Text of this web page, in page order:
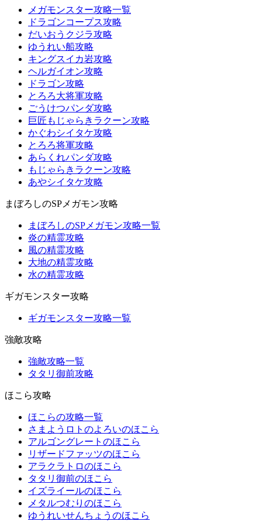
メガモンスター攻略一覧
ドラゴンコープス攻略
だいおうクジラ攻略
ゆうれい船攻略
キングスイカ岩攻略
ヘルガイオン攻略
ドラゴン攻略
とろろ大将軍攻略
ごうけつパンダ攻略
巨匠もじゃらきラクーン攻略
かぐわシイタケ攻略
とろろ将軍攻略
あらくれパンダ攻略
もじゃらきラクーン攻略
あやシイタケ攻略
まぼろしのSPメガモン攻略
まぼろしのSPメガモン攻略一覧
炎の精霊攻略
風の精霊攻略
大地の精霊攻略
水の精霊攻略
ギガモンスター攻略
ギガモンスター攻略一覧
強敵攻略
強敵攻略一覧
タタリ御前攻略
ほこら攻略
ほこらの攻略一覧
さまようロトのよろいのほこら
アルゴングレートのほこら
リザードファッツのほこら
アラクラトロのほこら
タタリ御前のほこら
イズライールのほこら
メタルつむりのほこら
ゆうれいせんちょうのほこら